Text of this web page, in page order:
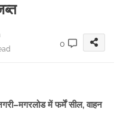
0
में फर्में सील, वाहन